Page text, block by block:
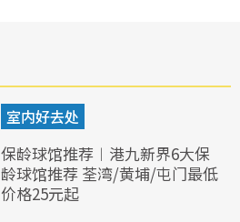
室内好去处
保龄球馆推荐︱港九新界6大保
龄球馆推荐 荃湾/黄埔/屯门最低
价格25元起